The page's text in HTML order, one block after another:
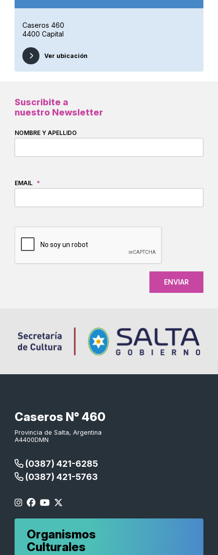
Caseros 460
4400 Capital
Ver ubicación
Suscribite a
nuestro Newsletter
NOMBRE Y APELLIDO
EMAIL *
CAPTCHA
Caseros N° 460
Provincia de Salta, Argentina
A4400DMN
(0387) 421-6285
(0387) 421-5763
Organismos
Culturales